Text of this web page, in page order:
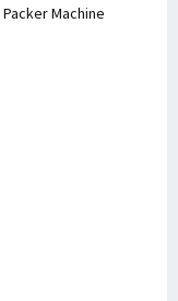
Packer Machine